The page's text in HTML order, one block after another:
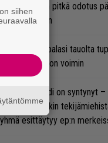
Weezer-fanien pitkä odotus
Suomeen
Blind Channel palasi tauolta
näyttävän videon voimin
Uusi superbändi on syntynyt –
esittäytyy ep:n
siihen